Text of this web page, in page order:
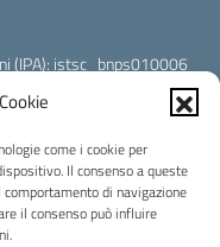
come i cookie per
Il consenso a queste
di navigazione
il consenso può influire
(IPA): istsc_bnps010006